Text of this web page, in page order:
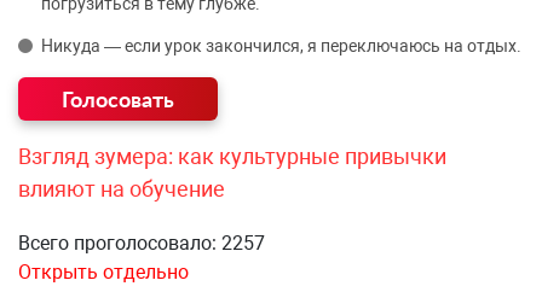
Никуда — если урок закончился, я переключаюсь на отдых.
Взгляд зумера: как культурные привычки
влияют на обучение
Всего проголосовало: 2257
Открыть отдельно